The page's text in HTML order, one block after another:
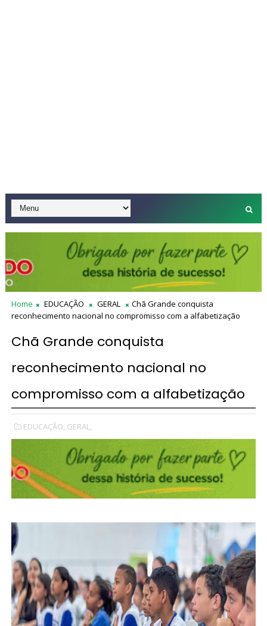
Home EDUCAÇÃO GERAL
Chã Grande conquista
reconhecimento nacional no compromisso com a alfabetização
Chã Grande conquista
reconhecimento nacional no
compromisso com a alfabetização
EDUCAÇÃO, GERAL,